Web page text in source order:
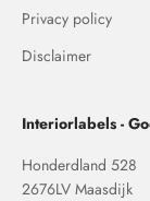
Privacy policy
Disclaimer
Interiorlabels -
Honderdland 528
2676LV Maasdijk